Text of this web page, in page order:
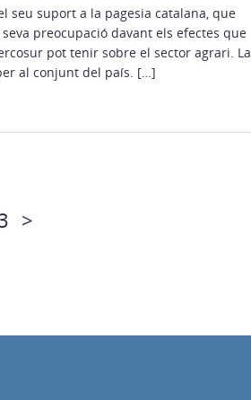
seu suport a la pagesia catalana, que
preocupació davant els efectes que
pot tenir sobre el sector agrari. La
al conjunt del país. […]
>